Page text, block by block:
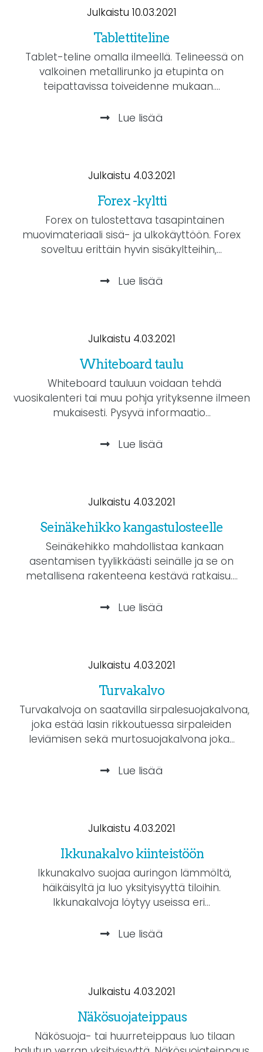
Julkaistu 10.03.2021
Tablettiteline
Tablet-teline omalla ilmeellä. Telineessä on
valkoinen metallirunko ja etupinta on
teipattavissa toiveidenne mukaan....
Lue lisää
Julkaistu 4.03.2021
Forex -kyltti
Forex on tulostettava tasapintainen
muovimateriaali sisä- ja ulkokäyttöön. Forex
soveltuu erittäin hyvin sisäkyltteihin,...
Lue lisää
Julkaistu 4.03.2021
Whiteboard taulu
Whiteboard tauluun voidaan tehdä
vuosikalenteri tai muu pohja yrityksenne ilmeen
mukaisesti. Pysyvä informaatio...
Lue lisää
Julkaistu 4.03.2021
Seinäkehikko kangastulosteelle
Seinäkehikko mahdollistaa kankaan
asentamisen tyylikkäästi seinälle ja se on
metallisena rakenteena kestävä ratkaisu....
Lue lisää
Julkaistu 4.03.2021
Turvakalvo
Turvakalvoja on saatavilla sirpalesuojakalvona,
joka estää lasin rikkoutuessa sirpaleiden
leviämisen sekä murtosuojakalvona joka...
Lue lisää
Julkaistu 4.03.2021
Ikkunakalvo kiinteistöön
Ikkunakalvo suojaa auringon lämmöltä,
häikäisyltä ja luo yksityisyyttä tiloihin.
Ikkunakalvoja löytyy useissa eri...
Lue lisää
Julkaistu 4.03.2021
Näkösuojateippaus
Näkösuoja- tai huurreteippaus luo tilaan